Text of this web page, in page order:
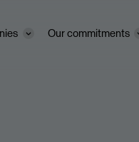
Our commitments